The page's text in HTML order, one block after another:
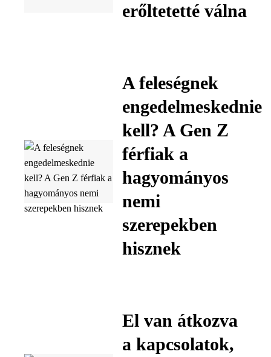
erőltetetté válna
A feleségnek
engedelmeskednie
kell? A Gen Z
férfiak a
hagyományos
nemi
szerepekben
hisznek
El van átkozva
a kapcsolatok,